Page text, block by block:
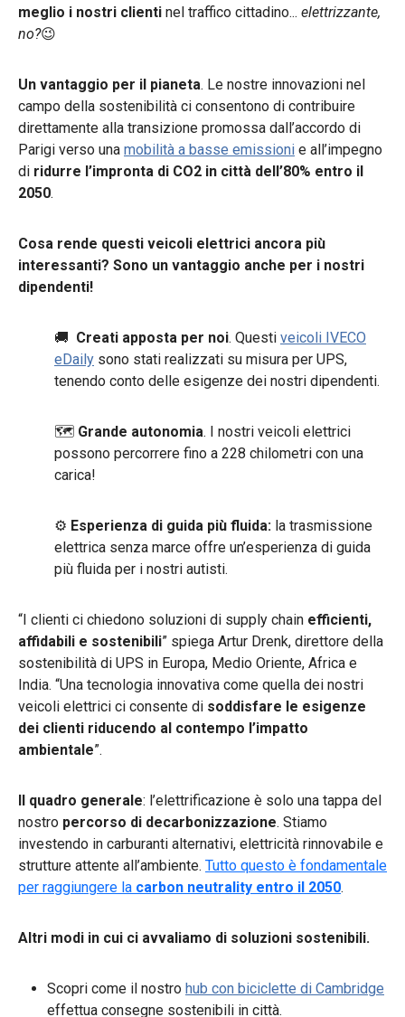
meglio i nostri clienti nel traffico cittadino... elettrizzante,
no?😉
Un vantaggio per il pianeta. Le nostre innovazioni nel
campo della sostenibilità ci consentono di contribuire
direttamente alla transizione promossa dall’accordo di
Parigi verso una mobilità a basse emissioni e all’impegno
di ridurre l’impronta di CO2 in città dell’80% entro il
2050.
Cosa rende questi veicoli elettrici ancora più
interessanti? Sono un vantaggio anche per i nostri
dipendenti!
🚚 Creati apposta per noi. Questi veicoli IVECO
eDaily sono stati realizzati su misura per UPS,
tenendo conto delle esigenze dei nostri dipendenti.
🗺 Grande autonomia. I nostri veicoli elettrici
possono percorrere fino a 228 chilometri con una
carica!
⚙️ Esperienza di guida più fluida: la trasmissione
elettrica senza marce offre un’esperienza di guida
più fluida per i nostri autisti.
“I clienti ci chiedono soluzioni di supply chain efficienti,
affidabili e sostenibili” spiega Artur Drenk, direttore della
sostenibilità di UPS in Europa, Medio Oriente, Africa e
India. “Una tecnologia innovativa come quella dei nostri
veicoli elettrici ci consente di soddisfare le esigenze
dei clienti riducendo al contempo l’impatto
ambientale”.
Il quadro generale: l’elettrificazione è solo una tappa del
nostro percorso di decarbonizzazione. Stiamo
investendo in carburanti alternativi, elettricità rinnovabile e
strutture attente all’ambiente. Tutto questo è fondamentale
per raggiungere la carbon neutrality entro il 2050.
Altri modi in cui ci avvaliamo di soluzioni sostenibili.
Scopri come il nostro hub con biciclette di Cambridge
effettua consegne sostenibili in città.